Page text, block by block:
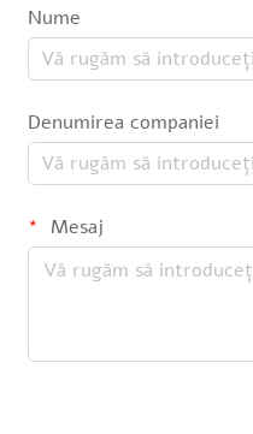
Nume
Denumirea companiei
Mesaj